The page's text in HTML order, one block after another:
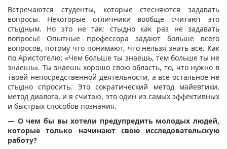
Встречаются студенты, которые стесняются задавать
вопросы. Некоторые отличники вообще считают это
стыдным. Но это не так: стыдно как раз не задавать
вопросы! Опытные профессора задают больше всего
вопросов, потому что понимают, что нельзя знать все. Как
по Аристотелю: «Чем больше ты знаешь, тем больше ты не
знаешь». Ты знаешь хорошо свою область, то, что нужно в
твоей непосредственной деятельности, а все остальное не
стыдно спросить. Это сократический метод майевтики,
метод диалога, и я считаю, это один из самых эффективных
и быстрых способов познания.
— О чем бы вы хотели предупредить молодых людей,
которые только начинают свою исследовательскую
работу?